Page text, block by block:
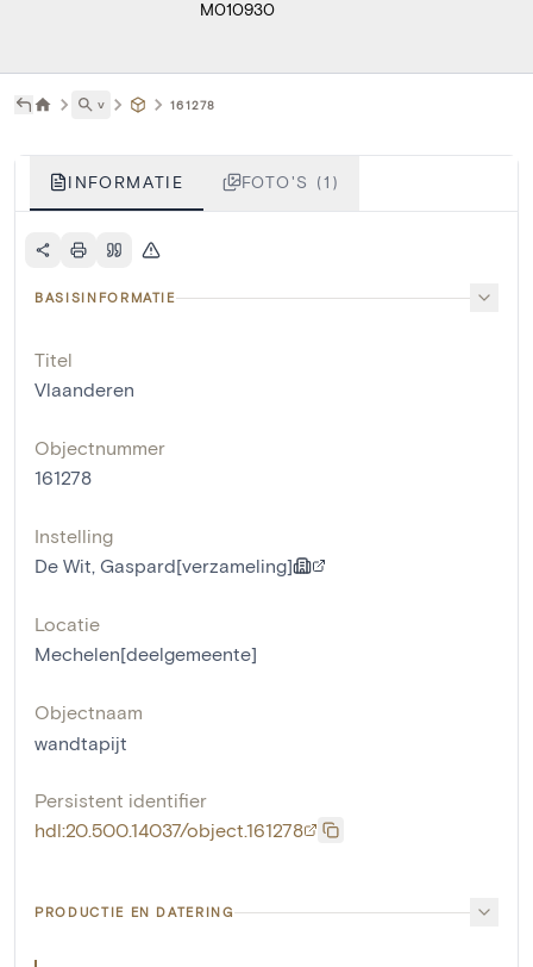
M010930
˅ 161278
INFORMATIE FOTO'S (1)
BASISINFORMATIE
Titel
Vlaanderen
Objectnummer
161278
Instelling
De Wit, Gaspard[verzameling]
Locatie
Mechelen[deelgemeente]
Objectnaam
wandtapijt
Persistent identifier
hdl:20.500.14037/object.161278
PRODUCTIE EN DATERING